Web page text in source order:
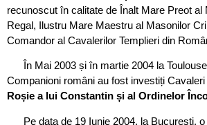
recunoscut în calitate de Înalt Mare Preot al
Regal, Ilustru Mare Maestru al Masonilor
Comandor al Cavalerilor Templieri din
În Mai 2003 și în martie 2004 la
Companioni români au fost investiți Cavaleri
Roșie a lui Constantin și al Ordinelor
Pe data de 19 Iunie 2004, la București,